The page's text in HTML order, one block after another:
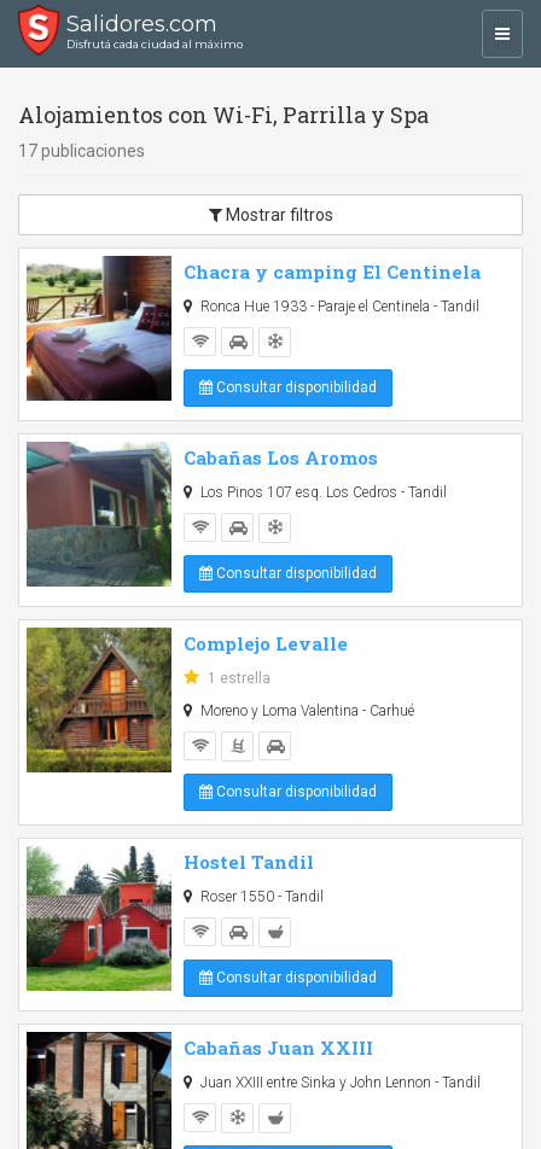
Salidores.com
Disfrutá cada ciudad al máximo
Alojamientos con Wi-Fi, Parrilla y Spa
17 publicaciones
Mostrar filtros
Chacra y camping El Centinela
Ronca Hue 1933 - Paraje el Centinela - Tandil
Consultar disponibilidad
Cabañas Los Aromos
Los Pinos 107 esq. Los Cedros - Tandil
Consultar disponibilidad
Complejo Levalle
1 estrella
Moreno y Loma Valentina - Carhué
Consultar disponibilidad
Hostel Tandil
Roser 1550 - Tandil
Consultar disponibilidad
Cabañas Juan XXIII
Juan XXIII entre Sinka y John Lennon - Tandil